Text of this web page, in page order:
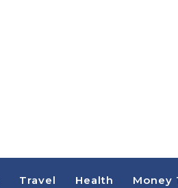
Travel Health Money